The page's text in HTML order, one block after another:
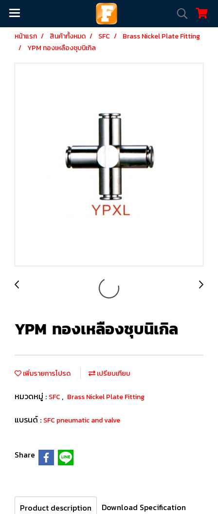
หน้าแรก สินค้าทั้งหมด SFC
Brass Nickel Plate Fitting
YPM ทองเหลืองชุบนิเกิล
YPM ทองเหลืองชุบนิเกิล
เพิ่มรายการโปรด เปรียบเทียบ
หมวดหมู่ : SFC , Brass Nickel Plate Fitting
แบรนด์ : SFC pneumatic and valve
Share
Product description Download Specification